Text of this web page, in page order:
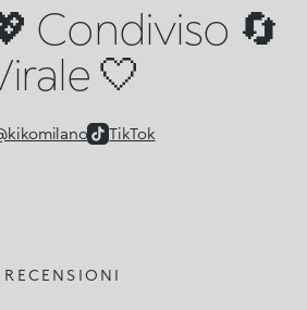
Condiviso 🔄
🤍
TikTok
RECENSIONI